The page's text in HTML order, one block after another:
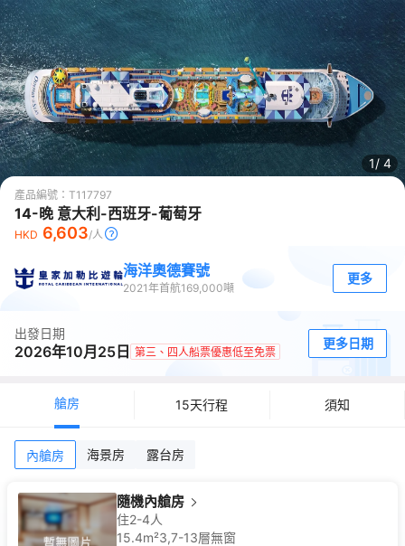
1/ 4
產品編號： T117797
14-晚 意大利-西班牙-葡萄牙
HKD 6,603/人
海洋奧德賽號
2021年首航169,000噸
更多
出發日期
2026年10月25日 第三、四人船票優惠低至免票
更多日期
艙房 15天行程 須知
內艙房 海景房 露台房
隨機內艙房
住2-4人
15.4m²3,7-13層無窗